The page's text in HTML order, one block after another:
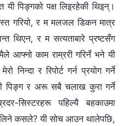
पिङ्गको पक्ष लिइरहेकी थिइन्।
गरियो, र म मलजल डिकन मात्र
थिएन, र म सत्यताबारे प्रष्टसँग
आफ्नो काम राम्ररी गरिनँ भने यी
निन्दा र रिपोर्ट गर्न प्रयोग गर्ने
पिङ्ग र अरू सबै चलाख कुरा गर्ने
सिस्टरहरू पहिल्यै बहकाउमा
कसले? यी सोच आउन थालेपछि,